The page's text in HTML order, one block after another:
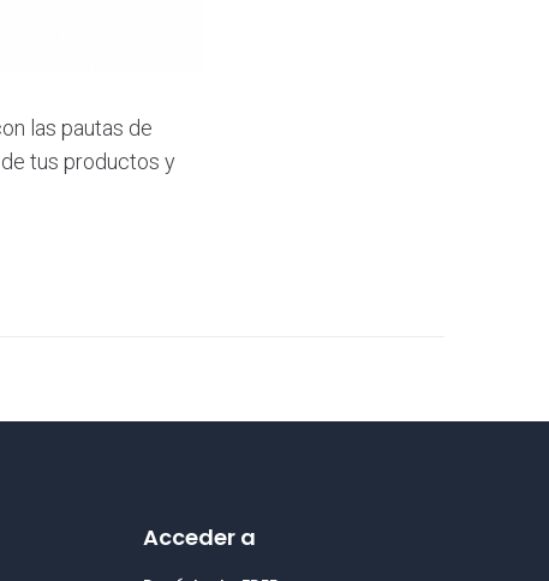
las pautas de
tus productos y
Acceder a